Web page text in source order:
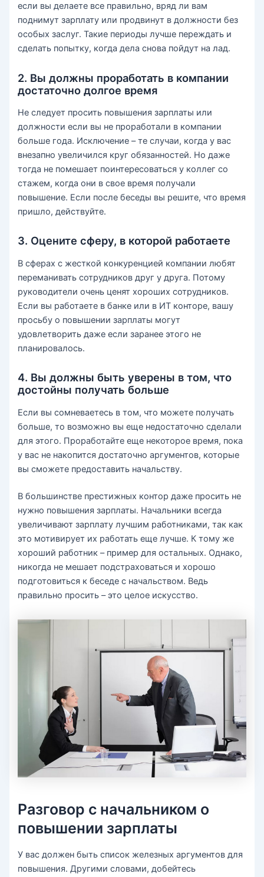
если вы делаете все правильно, вряд ли вам
поднимут зарплату или продвинут в должности без
особых заслуг. Такие периоды лучше переждать и
сделать попытку, когда дела снова пойдут на лад.
2. Вы должны проработать в компании
достаточно долгое время
Не следует просить повышения зарплаты или
должности если вы не проработали в компании
больше года. Исключение – те случаи, когда у вас
внезапно увеличился круг обязанностей. Но даже
тогда не помешает поинтересоваться у коллег со
стажем, когда они в свое время получали
повышение. Если после беседы вы решите, что время
пришло, действуйте.
3. Оцените сферу, в которой работаете
В сферах с жесткой конкуренцией компании любят
переманивать сотрудников друг у друга. Потому
руководители очень ценят хороших сотрудников.
Если вы работаете в банке или в ИТ конторе, вашу
просьбу о повышении зарплаты могут
удовлетворить даже если заранее этого не
планировалось.
4. Вы должны быть уверены в том, что
достойны получать больше
Если вы сомневаетесь в том, что можете получать
больше, то возможно вы еще недостаточно сделали
для этого. Проработайте еще некоторое время, пока
у вас не накопится достаточно аргументов, которые
вы сможете предоставить начальству.
В большинстве престижных контор даже просить не
нужно повышения зарплаты. Начальники всегда
увеличивают зарплату лучшим работниками, так как
это мотивирует их работать еще лучше. К тому же
хороший работник – пример для остальных. Однако,
никогда не мешает подстраховаться и хорошо
подготовиться к беседе с начальством. Ведь
правильно просить – это целое искусство.
Разговор с начальником о
повышении зарплаты
У вас должен быть список железных аргументов для
повышения. Другими словами, добейтесь